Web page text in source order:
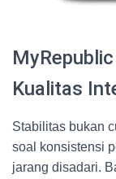
Kualitas
Stabilitas bukan
soal konsistensi
jarang disadari.